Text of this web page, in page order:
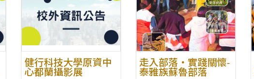
健行科技大學原資中
心都蘭攝影展
走入部落‧實踐關懷-
泰雅族蘇魯部落